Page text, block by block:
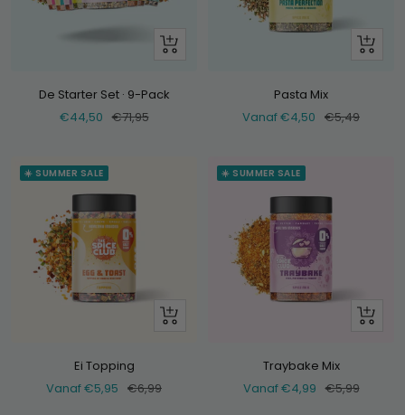
+
De Starter Set · 9-Pack
Verkoopprijs
€44,50 Normale
€71,95
Bekijk
Pasta Mix
Verkoopprijs
Vanaf €4,50 Normale
€5,49
☀️ SUMMER SALE
Bekijk
Ei Topping
Verkoopprijs
Vanaf €5,95 Normale
€6,99
☀️ SUMMER SALE
Bekijk
Traybake Mix
Verkoopprijs
Vanaf €4,99 Normale
€5,99